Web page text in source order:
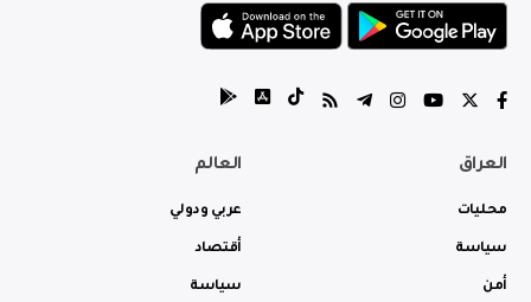
العراق
محليات
سياسة
أمن
العالم
عربي ودولي
أقتصاد
سياسة